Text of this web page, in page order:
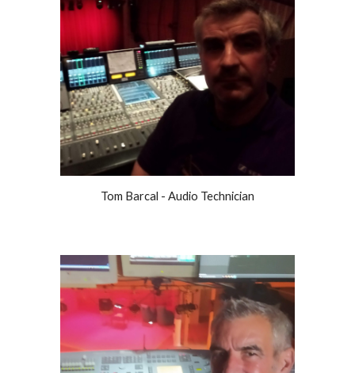
Tom Barcal - Audio Technician